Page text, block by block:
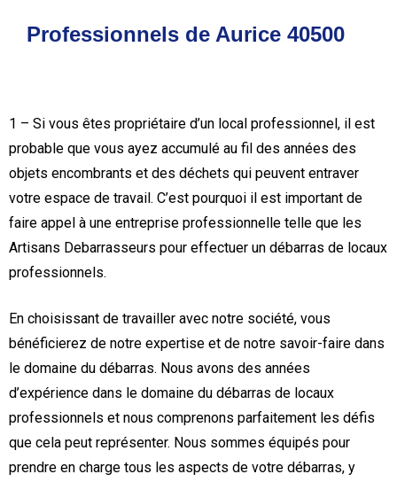
Professionnels de Aurice 40500
1 – Si vous êtes propriétaire d’un local professionnel, il est
probable que vous ayez accumulé au fil des années des
objets encombrants et des déchets qui peuvent entraver
votre espace de travail. C’est pourquoi il est important de
faire appel à une entreprise professionnelle telle que les
Artisans Debarrasseurs pour effectuer un débarras de locaux
professionnels.
En choisissant de travailler avec notre société, vous
bénéficierez de notre expertise et de notre savoir-faire dans
le domaine du débarras. Nous avons des années
d’expérience dans le domaine du débarras de locaux
professionnels et nous comprenons parfaitement les défis
que cela peut représenter. Nous sommes équipés pour
prendre en charge tous les aspects de votre débarras, y